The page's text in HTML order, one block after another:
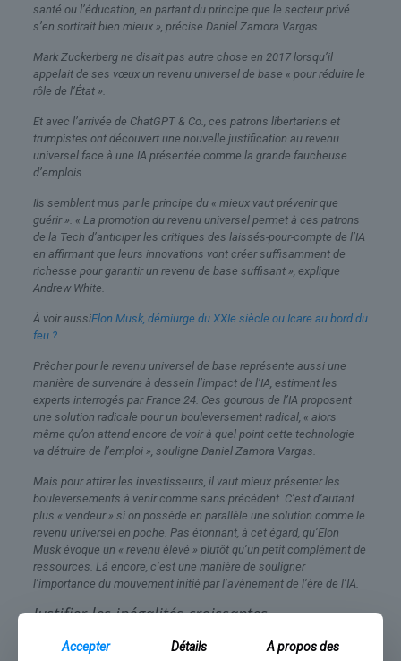
santé ou l’éducation, en partant du principe que le secteur privé
s’en sortirait bien mieux », précise Daniel Zamora Vargas.
Mark Zuckerberg ne disait pas autre chose en 2017 lorsqu’il
appelait de ses vœux un revenu universel de base « pour réduire le
rôle de l’État ».
Et avec l’arrivée de ChatGPT & Co., ces patrons libertariens et
trumpistes ont découvert une nouvelle justification au revenu
universel face à une IA présentée comme la grande faucheuse
d’emplois.
Ils semblent mus par le principe du « mieux vaut prévenir que
guérir ». « La promotion du revenu universel permet à ces patrons
de la Tech d’anticiper les critiques des laissés-pour-compte de l’IA
en affirmant que leurs innovations vont créer suffisamment de
richesse pour garantir un revenu de base suffisant », explique
Andrew White.
À voir aussiElon Musk, démiurge du XXIe siècle ou Icare au bord du
feu ?
Prêcher pour le revenu universel de base représente aussi une
manière de survendre à dessein l’impact de l’IA, estiment les
experts interrogés par France 24. Ces gourous de l’IA proposent
une solution radicale pour un bouleversement radical, « alors
même qu’on attend encore de voir à quel point cette technologie
va détruire de l’emploi », souligne Daniel Zamora Vargas.
Mais pour attirer les investisseurs, il vaut mieux présenter les
bouleversements à venir comme sans précédent. C’est d’autant
plus « vendeur » si on possède en parallèle une solution comme le
revenu universel en poche. Pas étonnant, à cet égard, qu’Elon
Musk évoque un « revenu élevé » plutôt qu’un petit complément de
ressources. Là encore, c’est une manière de souligner
l’importance du mouvement initié par l’avènement de l’ère de l’IA.
Justifier les inégalités croissantes
Le revenu universel, tel que défendu par ces grands patrons,
constitue également une manière de « justifier des inégalités de
Accepter Détails A propos des